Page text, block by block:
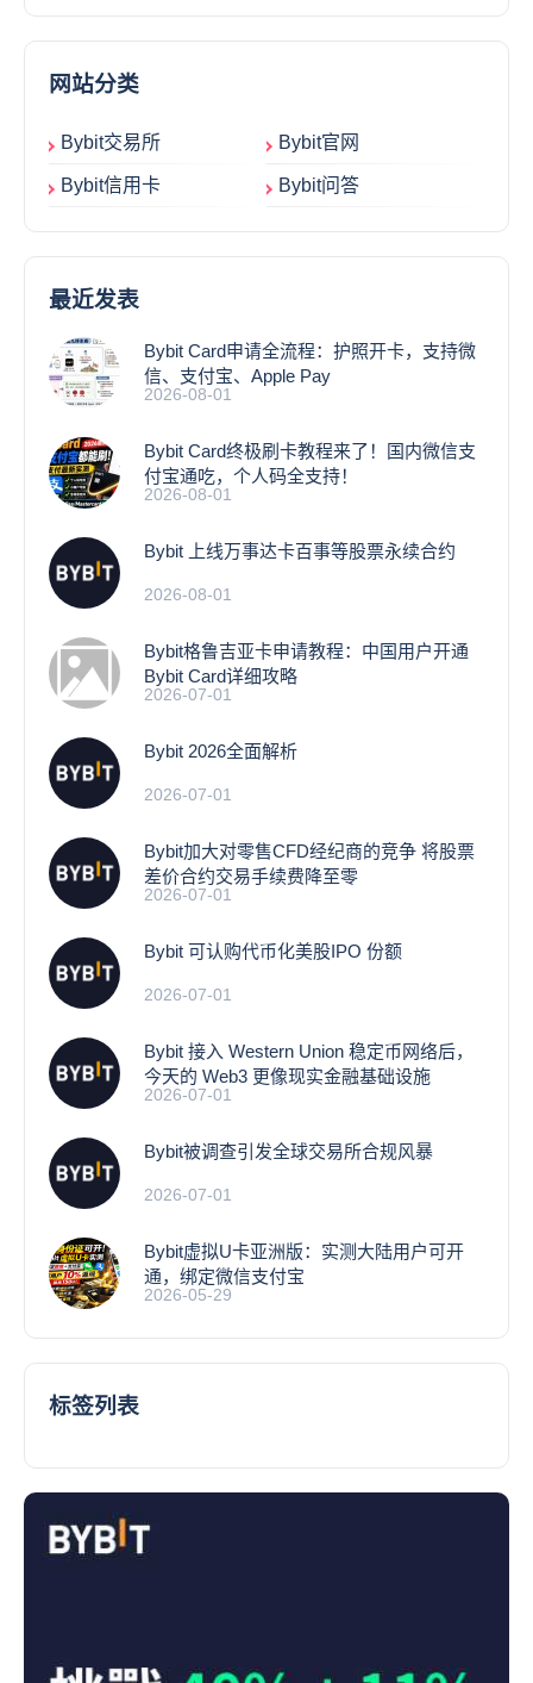
网站分类
Bybit交易所 Bybit官网
Bybit信用卡 Bybit问答
最近发表
Bybit Card申请全流程：护照开卡，支持微
信、支付宝、Apple Pay
2026-08-01
Bybit Card终极刷卡教程来了！国内微信支
付宝通吃，个人码全支持！
2026-08-01
Bybit 上线万事达卡百事等股票永续合约
2026-08-01
Bybit格鲁吉亚卡申请教程：中国用户开通
Bybit Card详细攻略
2026-07-01
Bybit 2026全面解析
2026-07-01
Bybit加大对零售CFD经纪商的竞争 将股票
差价合约交易手续费降至零
2026-07-01
Bybit 可认购代币化美股IPO 份额
2026-07-01
Bybit 接入 Western Union 稳定币网络后，
今天的 Web3 更像现实金融基础设施
2026-07-01
Bybit被调查引发全球交易所合规风暴
2026-07-01
Bybit虚拟U卡亚洲版：实测大陆用户可开
通，绑定微信支付宝
2026-05-29
标签列表